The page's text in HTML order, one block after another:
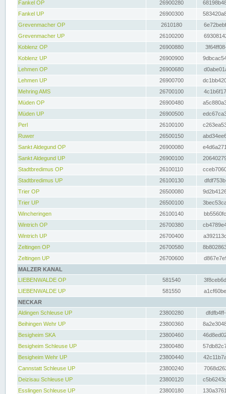
Fankel OP
26900280
Fankel UP
26900300
Grevenmacher OP
2610180
Grevenmacher UP
26100200
Koblenz OP
26900880
Koblenz UP
26900900
Lehmen OP
26900680
Lehmen UP
26900700
Mehring AMS
26700100
Müden OP
26900480
Müden UP
26900500
Perl
26100100
Ruwer
26500150
Sankt Aldegund OP
26900080
Sankt Aldegund UP
26900100
Stadtbredimus OP
26100110
Stadtbredimus UP
26100130
Trier OP
26500080
Trier UP
26500100
Wincheringen
26100140
Wintrich OP
26700380
Wintrich UP
26700400
Zeltingen OP
26700580
Zeltingen UP
26700600
MALZER KANAL
LIEBENWALDE OP
581540
LIEBENWALDE UP
581550
NECKAR
Aldingen Schleuse UP
23800280
Beihingen Wehr UP
23800360
Besigheim SKA
23800460
Besigheim Schleuse UP
23800480
Besigheim Wehr UP
23800440
Cannstatt Schleuse UP
23800240
Deizisau Schleuse UP
23800120
Esslingen Schleuse UP
23800180